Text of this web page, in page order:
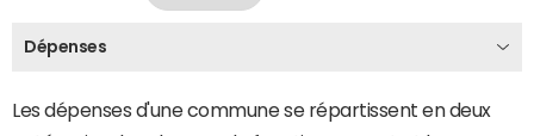
Dépenses
Les dépenses d'une commune se répartissent en deux